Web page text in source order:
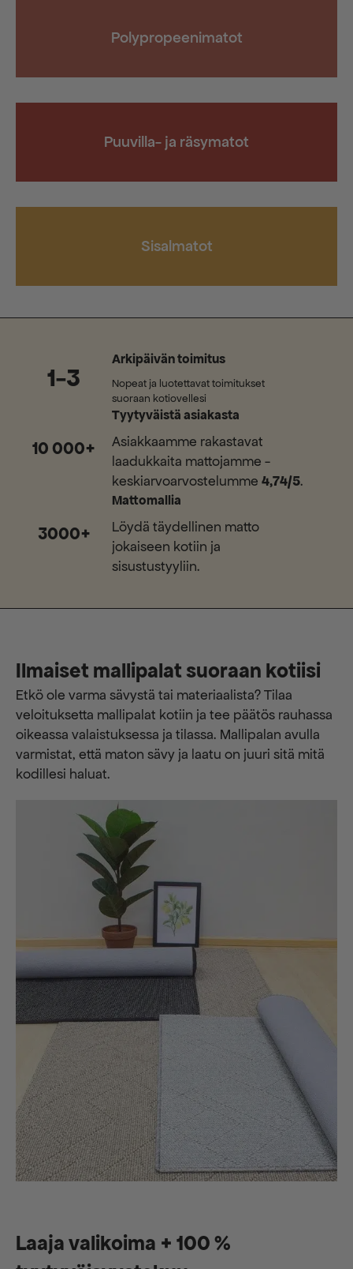
Polypropeenimatot
Puuvilla- ja räsymatot
Sisalmatot
1-3
Arkipäivän toimitus
Nopeat ja luotettavat toimitukset
suoraan kotiovellesi
10 000+
Tyytyväistä asiakasta
Asiakkaamme rakastavat
laadukkaita mattojamme -
keskiarvoarvostelumme4,74/5.
3000+
Mattomallia
Löydä täydellinen matto
jokaiseen kotiin ja
sisustustyyliin.
Ilmaiset mallipalat suoraan kotiisi
Etkö ole varma sävystä tai materiaalista? Tilaa
veloituksetta mallipalat kotiin ja tee päätös rauhassa
oikeassa valaistuksessa ja tilassa. Mallipalan avulla
varmistat, että maton sävy ja laatu on juuri sitä mitä
kodillesi haluat.
Laaja valikoima + 100 %